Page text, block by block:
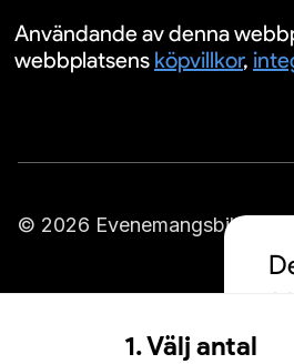
1. Välj antal
Användande av denna
webbplatsens köpvillkor,
© 2026 Evenemangsbiljetter.se